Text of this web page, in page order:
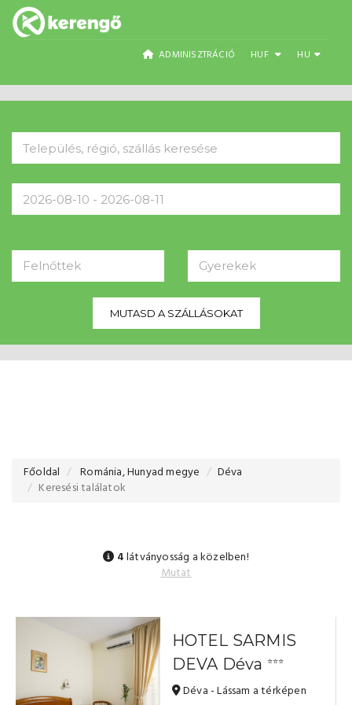
ADMINISZTRÁCIÓ HUF HU
Felnőttek Gyerekek
MUTASD A SZÁLLÁSOKAT
Főoldal Románia, Hunyad megye
Déva
Keresési találatok
4látványosság a közelben!
Mutat
HOTEL SARMIS
DEVA Déva
⭐⭐⭐
Déva - Lássam a térképen